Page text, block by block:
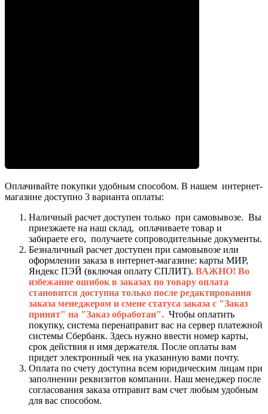
Оплачивайте покупки удобным способом. В нашем интернет-
магазине доступно 3 варианта оплаты:
Наличный расчет доступен только при самовывозе. Вы
приезжаете на наш склад, оплачиваете товар и
забираете его, получаете сопроводительные документы.
Безналичный расчет доступен при самовывозе или
оформлении заказа в интернет-магазине: карты МИР,
Яндекс ПЭЙ (включая оплату СПЛИТ). ВАЖНО! Во
избежание ошибок в заказах по товару оплата
становится доступна только после редактирования
заказа менеджером и смене статуса заказа с "Заказ
принят" на "Заказ обработан". Чтобы оплатить
покупку, система перенаправит вас на сервер платежной
системы Сбербанк. Здесь нужно ввести номер карты,
срок действия и имя держателя. После оплаты вам
придет электронный чек на указанную вами почту.
Оплата по счету доступна всем юридическим лицам при
заполнении реквизитов компании. Наш менеджер после
согласования заказа отправит вам счет любым удобным
для вас способом.